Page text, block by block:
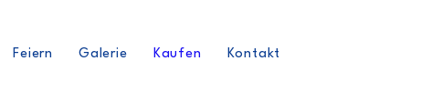
Feiern Galerie Kaufen Kontakt